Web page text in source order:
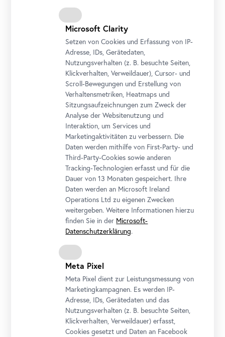
Ferdinand Georg Waldmüller, Alte Ulmen im Prater, 1831
Hamburger Kunsthalle / Foto: Elke Walford
Microsoft Clarity
Setzen von Cookies und Erfassung von IP-
Adresse, IDs, Gerätedaten,
Nutzungsverhalten (z. B. besuchte Seiten,
Klickverhalten, Verweildauer), Cursor- und
Scroll-Bewegungen und Erstellung von
Verhaltensmetriken, Heatmaps und
Sitzungsaufzeichnungen zum Zweck der
Analyse der Websitenutzung und
Interaktion, um Services und
Marketingaktivitäten zu verbessern. Die
Daten werden mithilfe von First-Party- und
Third-Party-Cookies sowie anderen
Tracking-Technologien erfasst und für die
Dauer von 13 Monaten gespeichert. Ihre
Daten werden an Microsoft Ireland
Operations Ltd zu eigenen Zwecken
weitergeben. Weitere Informationen hierzu
finden Sie in der Microsoft-
Datenschutzerklärung.
Meta Pixel
Meta Pixel dient zur Leistungsmessung von
Marketingkampagnen. Es werden IP-
Adresse, IDs, Gerätedaten und das
Nutzungsverhalten (z. B. besuchte Seiten,
Klickverhalten, Verweildauer) erfasst,
Cookies gesetzt und Daten an Facebook